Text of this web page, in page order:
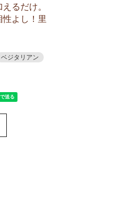
るだけ。
よし！里
ベジタリアン